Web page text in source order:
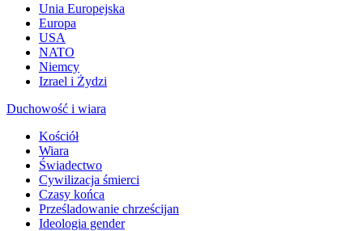
Unia Europejska
Europa
USA
NATO
Niemcy
Izrael i Żydzi
Duchowość i wiara
Kościół
Wiara
Świadectwo
Cywilizacja śmierci
Czasy końca
Prześladowanie chrześcijan
Ideologia gender